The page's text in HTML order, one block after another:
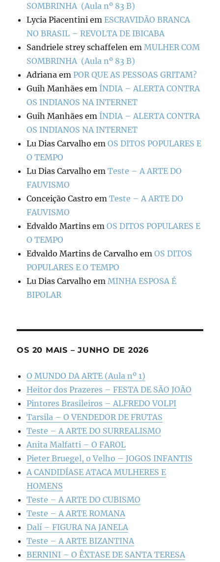
SOMBRINHA (Aula nº 83 B)
Lycia Piacentini emESCRAVIDÃO BRANCA
NO BRASIL – REVOLTA DE IBICABA
Sandriele strey schaffelen em MULHER COM
SOMBRINHA (Aula nº 83 B)
Adriana em POR QUE AS PESSOAS GRITAM?
Guih Manhães em ÍNDIA – ALERTA CONTRA
OS INDIANOS NA INTERNET
Guih Manhães em ÍNDIA – ALERTA CONTRA
OS INDIANOS NA INTERNET
Lu Dias Carvalho emOS DITOS POPULARES E
O TEMPO
Lu Dias Carvalho emTeste – A ARTE DO
FAUVISMO
Conceição Castro emTeste – A ARTE DO
FAUVISMO
Edvaldo Martins emOS DITOS POPULARES E
O TEMPO
Edvaldo Martins de Carvalho emOS DITOS
POPULARES E O TEMPO
Lu Dias Carvalho em MINHA ESPOSA É
BIPOLAR
OS 20 MAIS – JUNHO DE 2026
O MUNDO DA ARTE (Aula nº 1)
Heitor dos Prazeres – FESTA DE SÃO JOÃO
Pintores Brasileiros – ALFREDO VOLPI
Tarsila – O VENDEDOR DE FRUTAS
Teste – A ARTE DO SURREALISMO
Anita Malfatti – O FAROL
Pieter Bruegel, o Velho – JOGOS INFANTIS
A CANDIDÍASE ATACA MULHERES E
HOMENS
Teste – A ARTE DO CUBISMO
Teste – A ARTE ROMANA
Dalí – FIGURA NA JANELA
Teste – A ARTE BIZANTINA
BERNINI – O ÊXTASE DE SANTA TERESA